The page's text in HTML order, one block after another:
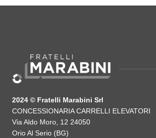
2024 © Fratelli Marabini Srl
CONCESSIONARIA CARRELLI ELEVATORI
Via Aldo Moro, 12 24050
Orio Al Serio (BG)